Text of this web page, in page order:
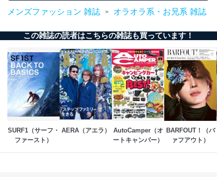
メンズファッション 雑誌 > オラオラ系・お兄系 雑誌
この雑誌の読者はこちらの雑誌も買っています！
SURF1（サーフ・
ファースト）
AERA（アエラ）
AutoCamper（オ
ートキャンパー）
BARFOUT！（バ
ァフアウト）